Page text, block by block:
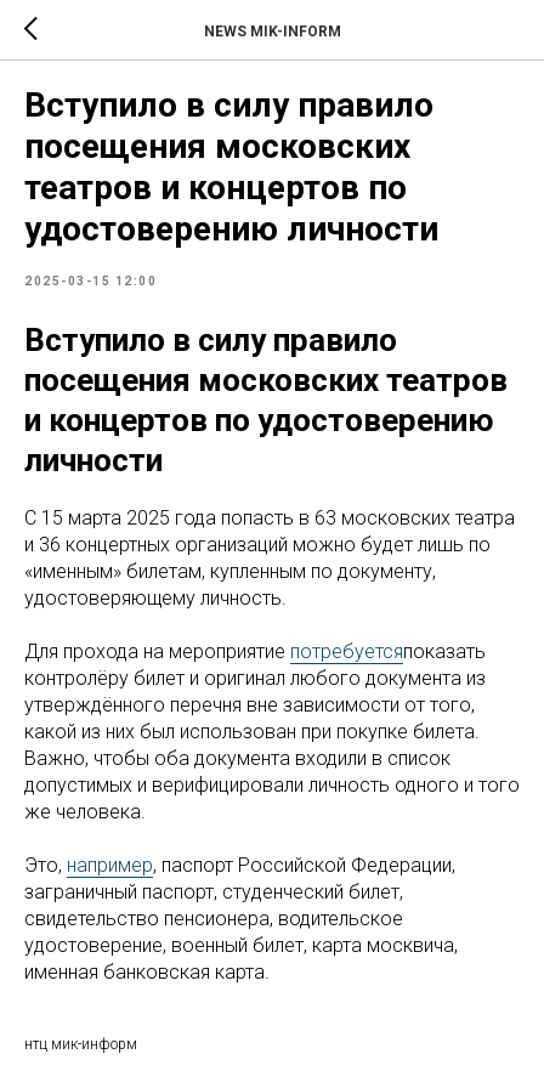
NEWS MIK-INFORM
Вступило в силу правило
посещения московских
театров и концертов по
удостоверению личности
2025-03-15 12:00
Вступило в силу правило
посещения московских театров
и концертов по удостоверению
личности
С 15 марта 2025 года попасть в 63 московских театра
и 36 концертных организаций можно будет лишь по
«именным» билетам, купленным по документу,
удостоверяющему личность.
Для прохода на мероприятие потребуетсяпоказать
контролёру билет и оригинал любого документа из
утверждённого перечня вне зависимости от того,
какой из них был использован при покупке билета.
Важно, чтобы оба документа входили в список
допустимых и верифицировали личность одного и того
же человека.
Это, например, паспорт Российской Федерации,
заграничный паспорт, студенческий билет,
свидетельство пенсионера, водительское
удостоверение, военный билет, карта москвича,
именная банковская карта.
нтц мик-информ